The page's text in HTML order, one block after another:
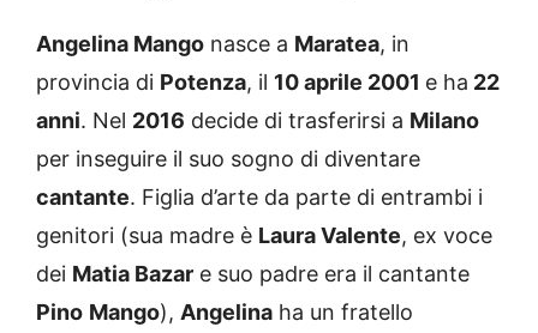
Angelina Mango nasce a Maratea, in
provincia di Potenza, il 10 aprile 2001 e ha 22
anni. Nel 2016 decide di trasferirsi a Milano
per inseguire il suo sogno di diventare
cantante. Figlia d’arte da parte di entrambi i
genitori (sua madre è Laura Valente, ex voce
dei Matia Bazar e suo padre era il cantante
Pino Mango), Angelina ha un fratello